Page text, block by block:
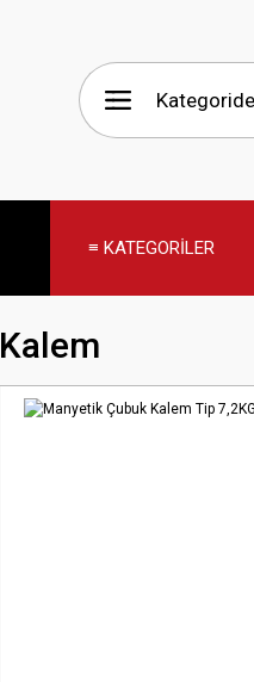
≡ KATEGORİLER
Kalem